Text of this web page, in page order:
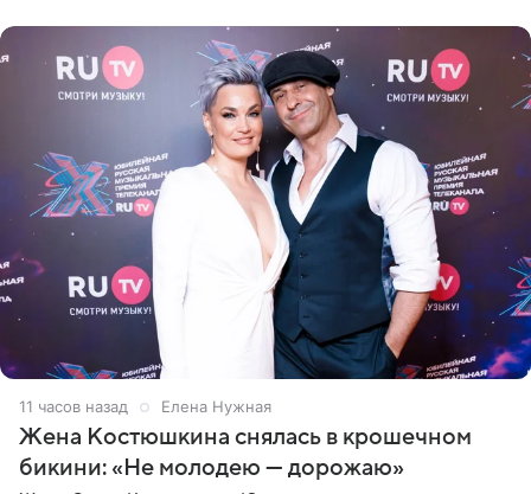
11 часов назад Елена Нужная
Жена Костюшкина снялась в крошечном
бикини: «Не молодею — дорожаю»